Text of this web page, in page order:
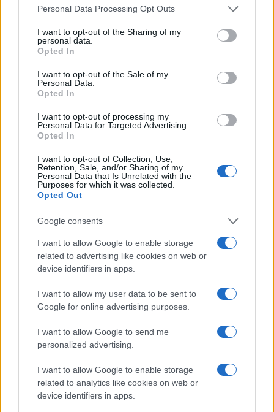
Please note that this website/app uses one or more Google
not limited to your visit or usage behaviour. You may click to
grant or deny consent to Google and its third-party tags to
use your data for below specified purposes in below Google
consent section.
Personal Data Processing Opt Outs
I want to opt-out of the Sharing of my
personal data.
Opted In
I want to opt-out of the Sale of my
Personal Data.
Opted In
I want to opt-out of processing my
Personal Data for Targeted Advertising.
Opted In
I want to opt-out of Collection, Use,
Retention, Sale, and/or Sharing of my
Personal Data that Is Unrelated with the
Purposes for which it was collected.
Opted Out
Google consents
I want to allow Google to enable storage
related to advertising like cookies on web or
device identifiers in apps.
I want to allow my user data to be sent to
Google for online advertising purposes.
I want to allow Google to send me
personalized advertising.
I want to allow Google to enable storage
related to analytics like cookies on web or
device identifiers in apps.
Continua a leggere
NEWS